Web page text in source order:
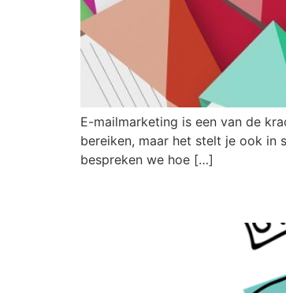
E-mailmarketing is een van de
bereiken, maar het stelt je ook in
bespreken we hoe […]